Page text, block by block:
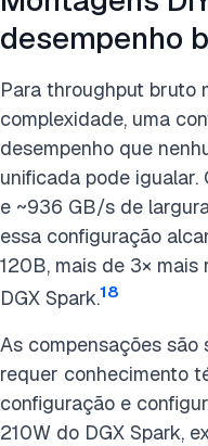
desempenho
Para throughput bruto
complexidade, uma
desempenho que
unificada pode
e ~936 GB/s de
essa configuração
120B, mais de 3×
DGX Spark.18
As compensações são
requer conhecimento
configuração e
210W do DGX Spark,